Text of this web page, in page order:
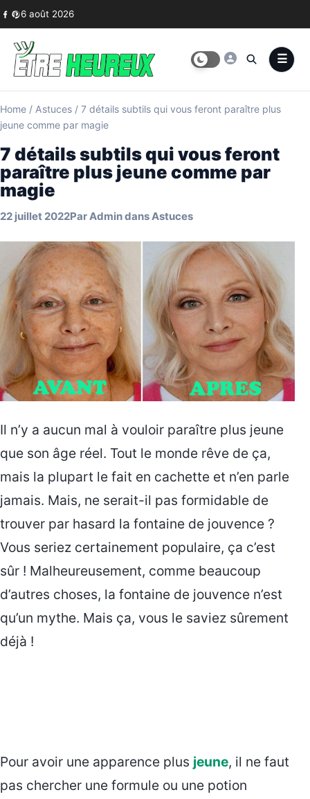
Skip to content
6 août 2026
Home / Astuces / 7 détails subtils qui vous feront paraître plus
jeune comme par magie
7 détails subtils qui vous feront
paraître plus jeune comme par
magie
22 juillet 2022ParAdmindansAstuces
Il n’y a aucun mal à vouloir paraître plus jeune
que son âge réel. Tout le monde rêve de ça,
mais la plupart le fait en cachette et n’en parle
jamais. Mais, ne serait-il pas formidable de
trouver par hasard la fontaine de jouvence ?
Vous seriez certainement populaire, ça c’est
sûr ! Malheureusement, comme beaucoup
d’autres choses, la fontaine de jouvence n’est
qu’un mythe. Mais ça, vous le saviez sûrement
déjà !
Pour avoir une apparence plus jeune, il ne faut
pas chercher une formule ou une potion